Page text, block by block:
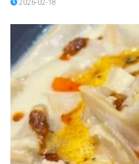
2026-02-18